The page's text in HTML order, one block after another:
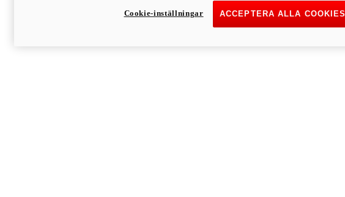
ACCEPTERA ALLA COOKIES
Cookie-inställningar